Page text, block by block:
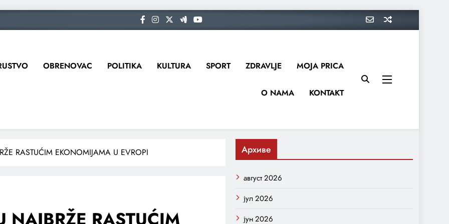
OBRENOVAC POLITIKA KULTURA SPORT ZDRAVLJE MOJA PRICA
O NAMA KONTAKT
RASTUĆIM EKONOMIJAMA U EVROPI Архиве
август 2026
јул 2026
јун 2026